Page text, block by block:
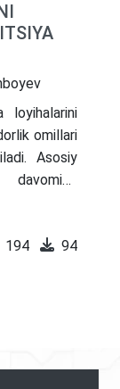
omillari
Asosiy
iqtisodiy
Bu mavzu
asosiy
vaqt omili
194 94